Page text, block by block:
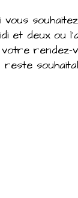
vous
et deux ou
rendez-
reste